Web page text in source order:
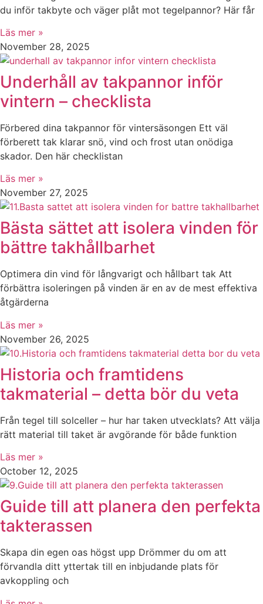
du inför takbyte och väger plåt mot tegelpannor? Här får
Läs mer »
November 28, 2025
Underhåll av takpannor inför
vintern – checklista
Förbered dina takpannor för vintersäsongen Ett väl
förberett tak klarar snö, vind och frost utan onödiga
skador. Den här checklistan
Läs mer »
November 27, 2025
Bästa sättet att isolera vinden för
bättre takhållbarhet
Optimera din vind för långvarigt och hållbart tak Att
förbättra isoleringen på vinden är en av de mest effektiva
åtgärderna
Läs mer »
November 26, 2025
Historia och framtidens
takmaterial – detta bör du veta
Från tegel till solceller – hur har taken utvecklats? Att välja
rätt material till taket är avgörande för både funktion
Läs mer »
October 12, 2025
Guide till att planera den perfekta
takterassen
Skapa din egen oas högst upp Drömmer du om att
förvandla ditt yttertak till en inbjudande plats för
avkoppling och